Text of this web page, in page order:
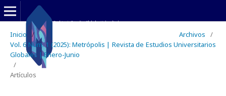
Inicio / Archivos
/
Vol. 6 Núm. 1 (2025): Metrópolis | Revista de Estudios Universitarios
Globales | Enero-Junio
/
Artículos